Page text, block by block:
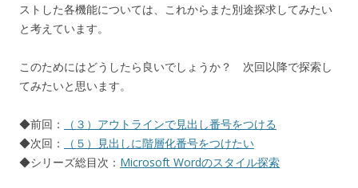
ストした各機能については、これからまた別途探求してみたい
と考えています。
このためにはどうしたら良いでしょうか？ 次回以降で探索し
てみたいと思います。
◆前回：
（３）アウトラインで見出し番号をつける
◆次回：
（５）見出しに階層化番号をつけたい
◆シリーズ総目次： Microsoft Wordのスタイル探索